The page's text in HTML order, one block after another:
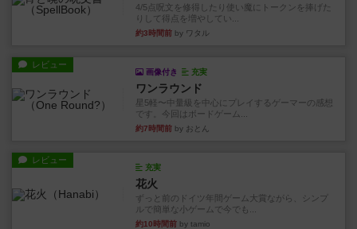
4/5点呪文を修得したり使い魔にトークンを捧げた
りして得点を増やしてい...
約3時間前 by ワタル
レビュー
画像付き 充実
ワンラウンド
星5軽〜中量級を中心にプレイするゲーマーの感想
です。今回はボードゲーム...
約7時間前 by おとん
レビュー
充実
花火
ずっと前のドイツ年間ゲーム大賞ながら、シンプ
ルで簡単な小ゲームで今でも...
約10時間前 by tamio